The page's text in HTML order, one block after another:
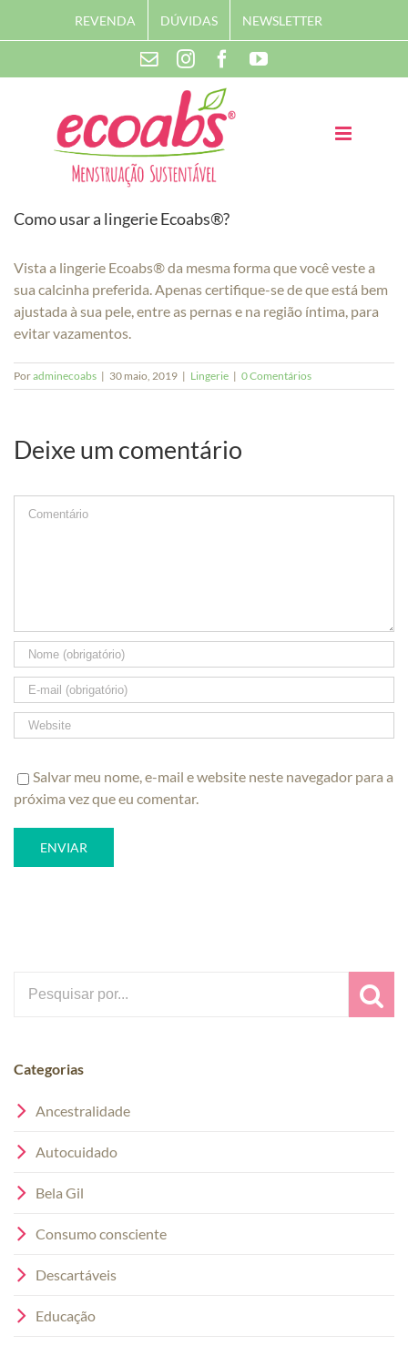
REVENDA DÚVIDAS NEWSLETTER
ContatoInstagramFacebookYouTube
Como usar a lingerie Ecoabs®?
Vista a lingerie Ecoabs®da mesma forma que você veste a
sua calcinha preferida. Apenas certifique-se de que está bem
ajustada à sua pele, entre as pernas e na região íntima, para
evitar vazamentos.
Poradminecoabs | 30 maio, 2019 | Lingerie | 0 Comentários
Deixe um comentário
Comment
Salvar meu nome, e-mail e website neste navegador para a
próxima vez que eu comentar.
for:
Categorias
Ancestralidade
Autocuidado
Bela Gil
Consumo consciente
Descartáveis
Educação